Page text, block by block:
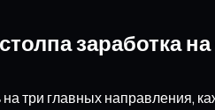
заработка
три главных направления,